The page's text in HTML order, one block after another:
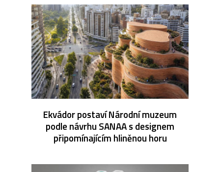
Ekvádor postaví Národní muzeum
podle návrhu SANAA s designem
připomínajícím hliněnou horu